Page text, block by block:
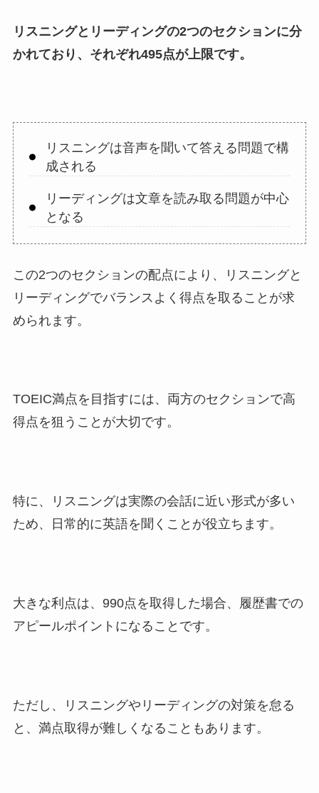
リスニングとリーディングの2つのセクションに分
かれており、それぞれ495点が上限です。
リスニングは音声を聞いて答える問題で構
成される
リーディングは文章を読み取る問題が中心
となる
この2つのセクションの配点により、リスニングと
リーディングでバランスよく得点を取ることが求
められます。
TOEIC満点を目指すには、両方のセクションで高
得点を狙うことが大切です。
特に、リスニングは実際の会話に近い形式が多い
ため、日常的に英語を聞くことが役立ちます。
大きな利点は、990点を取得した場合、履歴書での
アピールポイントになることです。
ただし、リスニングやリーディングの対策を怠る
と、満点取得が難しくなることもあります。